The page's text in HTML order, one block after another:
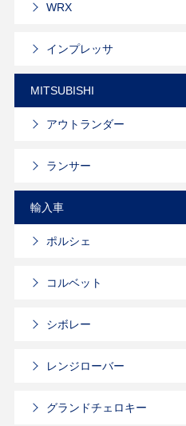
WRX
インプレッサ
MITSUBISHI
アウトランダー
ランサー
輸入車
ポルシェ
コルベット
シボレー
レンジローバー
グランドチェロキー